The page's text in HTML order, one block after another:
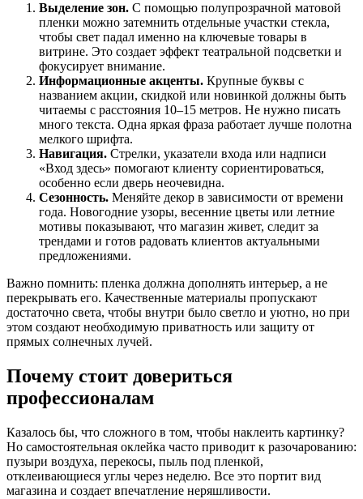
Выделение зон. С помощью полупрозрачной матовой
пленки можно затемнить отдельные участки стекла,
чтобы свет падал именно на ключевые товары в
витрине. Это создает эффект театральной подсветки и
фокусирует внимание.
Информационные акценты. Крупные буквы с
названием акции, скидкой или новинкой должны быть
читаемы с расстояния 10–15 метров. Не нужно писать
много текста. Одна яркая фраза работает лучше полотна
мелкого шрифта.
Навигация. Стрелки, указатели входа или надписи
«Вход здесь» помогают клиенту сориентироваться,
особенно если дверь неочевидна.
Сезонность. Меняйте декор в зависимости от времени
года. Новогодние узоры, весенние цветы или летние
мотивы показывают, что магазин живет, следит за
трендами и готов радовать клиентов актуальными
предложениями.
Важно помнить: пленка должна дополнять интерьер, а не
перекрывать его. Качественные материалы пропускают
достаточно света, чтобы внутри было светло и уютно, но при
этом создают необходимую приватность или защиту от
прямых солнечных лучей.
Почему стоит довериться
профессионалам
Казалось бы, что сложного в том, чтобы наклеить картинку?
Но самостоятельная оклейка часто приводит к разочарованию:
пузыри воздуха, перекосы, пыль под пленкой,
отклеивающиеся углы через неделю. Все это портит вид
магазина и создает впечатление неряшливости.